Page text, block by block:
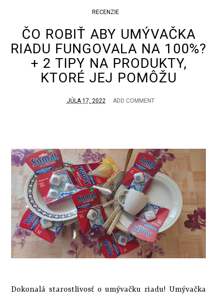
RECENZIE
ČO ROBIŤ ABY UMÝVAČKA
RIADU FUNGOVALA NA 100%?
+ 2 TIPY NA PRODUKTY,
KTORÉ JEJ POMÔŽU
JÚLA 17, 2022 ADD COMMENT
Dokonalá starostlivosť o umývačku riadu! Umývačka